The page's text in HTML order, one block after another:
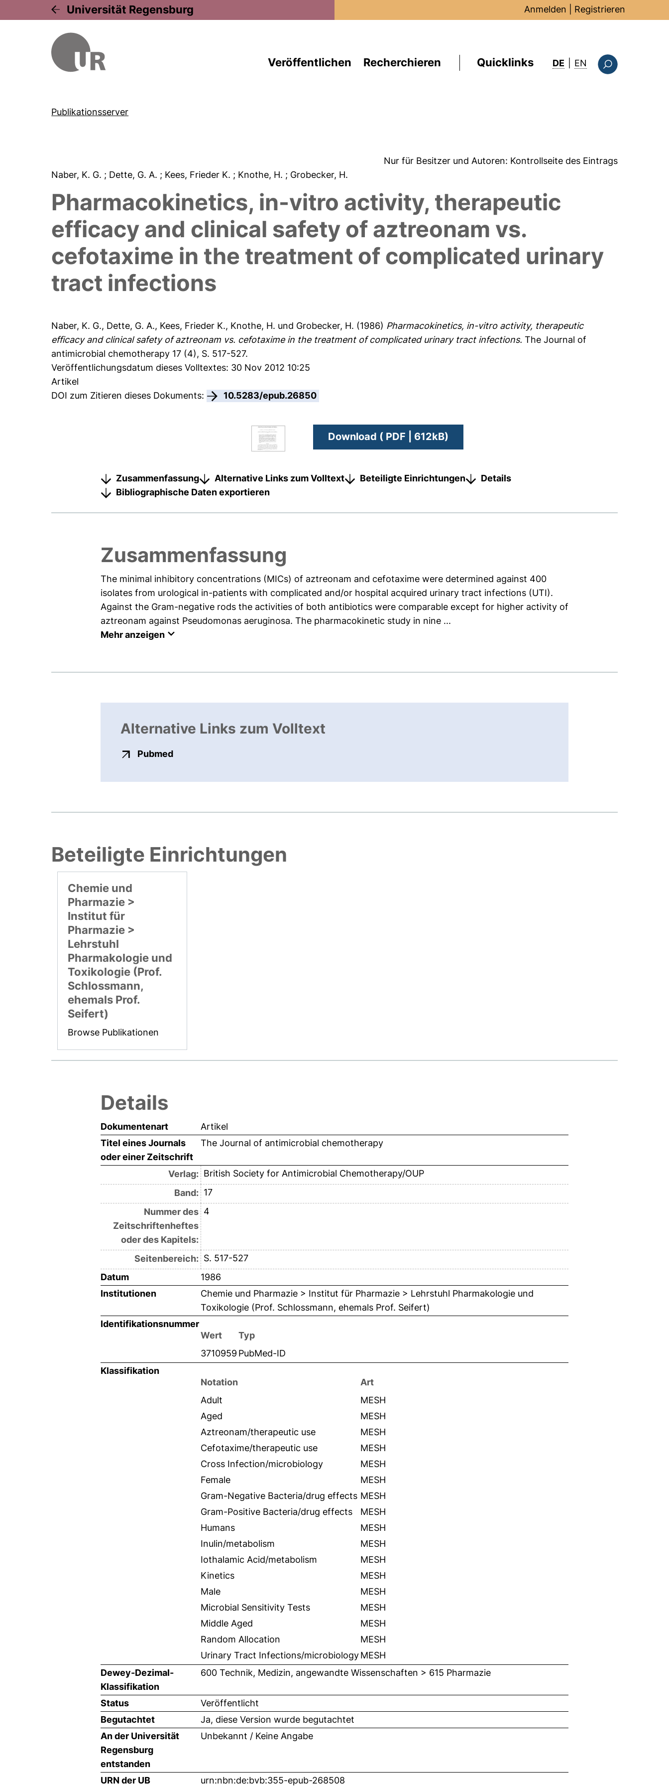
Universität Regensburg Anmelden Registrieren
Veröffentlichen Recherchieren Quicklinks DE EN : this page in
Publikationsserver
Nur für Besitzer und Autoren: Kontrollseite des Eintrags
Naber, K. G. ; Dette, G. A. ; Kees, Frieder K. ; Knothe, H. ; Grobecker, H.
Pharmacokinetics, in-vitro activity, therapeutic
efficacy and clinical safety of aztreonam vs.
cefotaxime in the treatment of complicated urinary
tract infections
Naber, K. G., Dette, G. A., Kees, Frieder K., Knothe, H. und Grobecker, H. (1986) Pharmacokinetics, in-vitro activity, therapeutic
efficacy and clinical safety of aztreonam vs. cefotaxime in the treatment of complicated urinary tract infections. The Journal of
antimicrobial chemotherapy 17 (4), S. 517-527.
Veröffentlichungsdatum dieses Volltextes: 30 Nov 2012 10:25
Artikel
DOI zum Zitieren dieses Dokuments:
10.5283/epub.26850
Download ( PDF | 612kB)
Zusammenfassung Alternative Links zum Volltext Beteiligte Einrichtungen
Details
Bibliographische Daten exportieren
Zusammenfassung
The minimal inhibitory concentrations (MICs) of aztreonam and cefotaxime were determined against 400
isolates from urological in-patients with complicated and/or hospital acquired urinary tract infections (UTI).
Against the Gram-negative rods the activities of both antibiotics were comparable except for higher activity of
aztreonam against Pseudomonas aeruginosa. The pharmacokinetic study in nine ...
Mehr anzeigen
Alternative Links zum Volltext
Pubmedexterner Link, öffnet neues Fenster
Beteiligte Einrichtungen
Chemie und
Pharmazie >
Institut für
Pharmazie >
Lehrstuhl
Pharmakologie und
Toxikologie (Prof.
Schlossmann,
ehemals Prof.
Seifert)
Browse Publikationen
Details
Dokumentenart
Artikel
Titel eines Journals
oder einer Zeitschrift
The Journal of antimicrobial chemotherapy
Verlag: British Society for Antimicrobial Chemotherapy/OUP
Band: 17
Nummer des
Zeitschriftenheftes
oder des Kapitels:
4
Seitenbereich: S. 517-527
Datum
1986
Institutionen
Chemie und Pharmazie > Institut für Pharmazie > Lehrstuhl Pharmakologie und
Toxikologie (Prof. Schlossmann, ehemals Prof. Seifert)
Identifikationsnummer
Wert
Typ
3710959 PubMed-ID
Klassifikation
Notation
Art
Adult
MESH
Aged
MESH
Aztreonam/therapeutic use
MESH
Cefotaxime/therapeutic use
MESH
Cross Infection/microbiology
MESH
Female
MESH
Gram-Negative Bacteria/drug effects MESH
Gram-Positive Bacteria/drug effects
MESH
Humans
MESH
Inulin/metabolism
MESH
Iothalamic Acid/metabolism
MESH
Kinetics
MESH
Male
MESH
Microbial Sensitivity Tests
MESH
Middle Aged
MESH
Random Allocation
MESH
Urinary Tract Infections/microbiologyMESH
Dewey-Dezimal-
Klassifikation
600 Technik, Medizin, angewandte Wissenschaften > 615 Pharmazie
Status
Veröffentlicht
Begutachtet
Ja, diese Version wurde begutachtet
An der Universität
Regensburg
entstanden
Unbekannt / Keine Angabe
URN der UB urn:nbn:de:bvb:355-epub-268508